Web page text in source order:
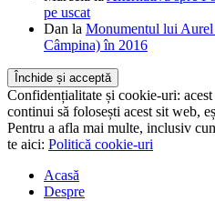
Confidențialitate și cookie-uri:
continui să folosești acest sit web,
Pentru a afla mai multe, inclusiv
Politică cookie-uri
Acasă
Despre
Apariții media
Top 300 Obiective Turistice
Nu știi unde să mergi?
Album foto
Blogroll